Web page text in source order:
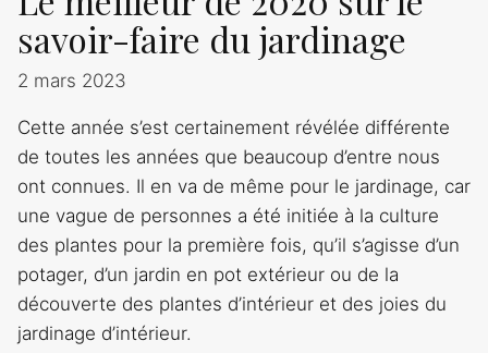
savoir-faire du jardinage
2 mars 2023
Cette année s’est certainement révélée différente
de toutes les années que beaucoup d’entre nous
ont connues. Il en va de même pour le jardinage, car
une vague de personnes a été initiée à la culture
des plantes pour la première fois, qu’il s’agisse d’un
potager, d’un jardin en pot extérieur ou de la
découverte des plantes d’intérieur et des joies du
jardinage d’intérieur.